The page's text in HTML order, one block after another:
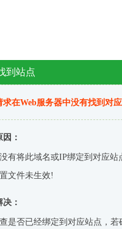
到站点
求在Web服务器中没有找到对
：
有将此域名或IP绑定到对应站
文件未生效!
：
是否已经绑定到对应站点，